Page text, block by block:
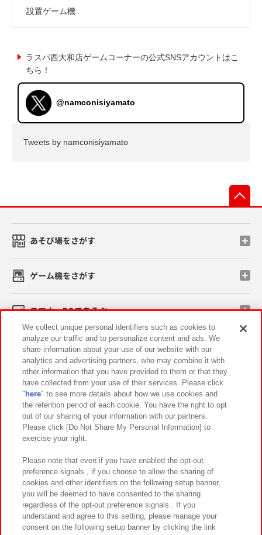
設置ゲーム機
ラスパ西大和店ゲームコーナーの公式SNSアカウントはこ
ちら！
@namconisiyamato
Tweets by namconisiyamato
あそび場をさがす
ゲーム機をさがす
スマホ・PCであそぶ
イベント・キャンペーン
関連会社 サステナビリティ サイトポリシー
プライバシーポリシー ウェブアクセシビリティ方針と検証結果
お取引先さまとともに
カスタマーハラスメント対応方針 よくあるご質問・お問い合わせ
We collect unique personal identifiers such as cookies to
analyze our traffic and to personalize content and ads. We
share information about your use of our website with our
analytics and advertising partners, who may combine it with
other information that you have provided to them or that they
have collected from your use of their services. Please click
" here" to see more details about how we use cookies and
the retention period of each cookie. You have the right to opt
out of our sharing of your information with our partners.
Please click [Do Not Share My Personal Information] to
exercise your right.
Please note that even if you have enabled the opt-out
preference signals , if you choose to allow the sharing of
cookies and other identifiers on the following setup banner,
you will be deemed to have consented to the sharing
regardless of the opt-out preference signals . If you
understand and agree to this setting, please manage your
consent on the following setup banner by clicking the link